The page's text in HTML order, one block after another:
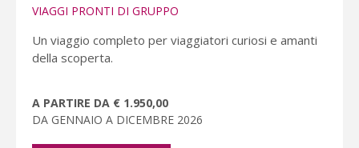
VIAGGI PRONTI DI GRUPPO
Un viaggio completo per viaggiatori curiosi e amanti
della scoperta.
A PARTIRE DA € 1.950,00
DA GENNAIO A DICEMBRE 2026